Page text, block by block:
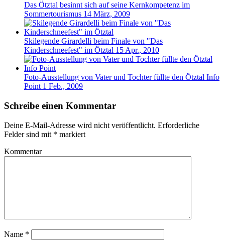
Das Ötztal besinnt sich auf seine Kernkompetenz im
Sommertourismus 14 März, 2009
Skilegende Girardelli beim Finale von "Das
Kinderschneefest" im Ötztal 15 Apr., 2010
Foto-Ausstellung von Vater und Tochter füllte den Ötztal Info
Point 1 Feb., 2009
Schreibe einen Kommentar
Deine E-Mail-Adresse wird nicht veröffentlicht. Erforderliche
Felder sind mit * markiert
Kommentar
Name *